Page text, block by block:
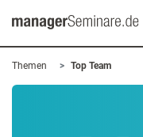
Themen Top Team